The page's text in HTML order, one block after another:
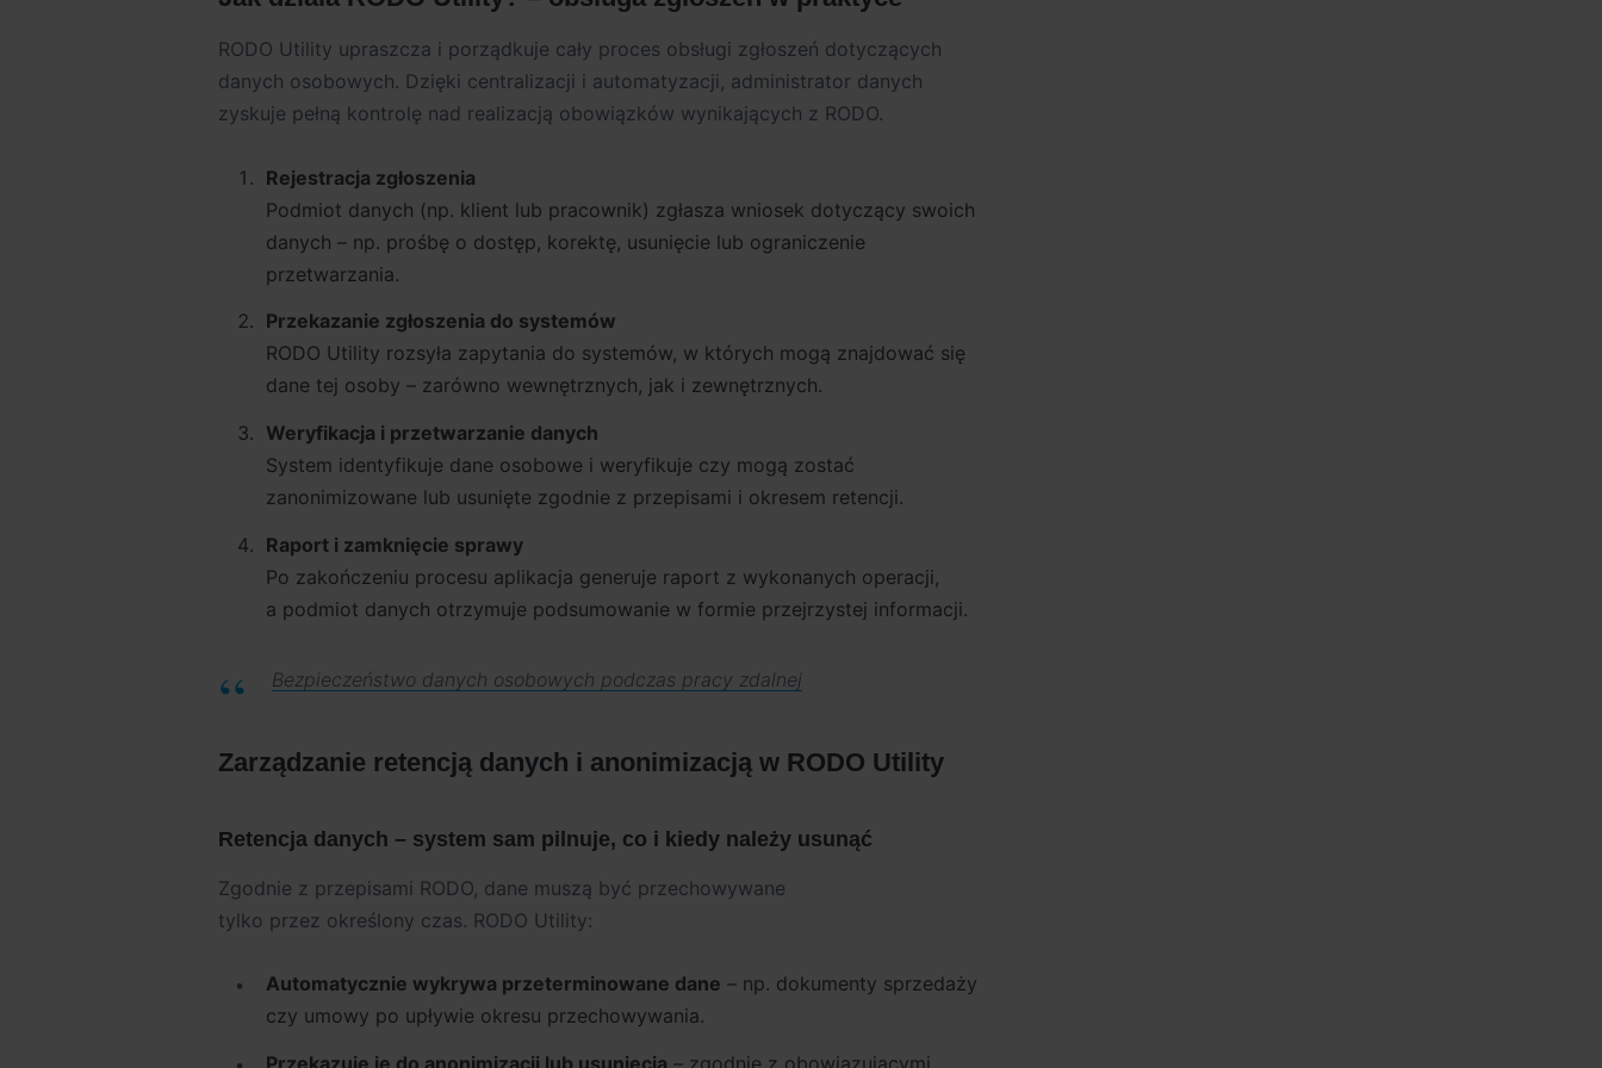
RODO Utility upraszcza i porządkuje cały proces obsługi zgłoszeń dotyczących
danych osobowych. Dzięki centralizacji i automatyzacji, administrator danych
zyskuje pełną kontrolę nad realizacją obowiązków wynikających z RODO.
Rejestracja zgłoszenia
Podmiot danych (np. klient lub pracownik) zgłasza wniosek dotyczący swoich
danych – np. prośbę o dostęp, korektę, usunięcie lub ograniczenie
przetwarzania.
Przekazanie zgłoszenia do systemów
RODO Utility rozsyła zapytania do systemów, w których mogą znajdować się
dane tej osoby – zarówno wewnętrznych, jak i zewnętrznych.
Weryfikacja i przetwarzanie danych
System identyfikuje dane osobowe i weryfikuje czy mogą zostać
zanonimizowane lub usunięte zgodnie z przepisami i okresem retencji.
Raport i zamknięcie sprawy
Po zakończeniu procesu aplikacja generuje raport z wykonanych operacji,
a podmiot danych otrzymuje podsumowanie w formie przejrzystej informacji.
Bezpieczeństwo danych osobowych podczas pracy zdalnej
Zarządzanie retencją danych i anonimizacją w RODO Utility
Retencja danych – system sam pilnuje, co i kiedy należy usunąć
Zgodnie z przepisami RODO, dane muszą być przechowywane
tylko przez określony czas. RODO Utility:
Automatycznie wykrywa przeterminowane dane – np. dokumenty sprzedaży
czy umowy po upływie okresu przechowywania.
Przekazuje je do anonimizacji lub usunięcia – zgodnie z obowiązującymi